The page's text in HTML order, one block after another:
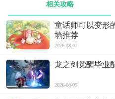
相关攻略
童话师可以变形
墙推荐
2026-08-07
龙之剑觉醒毕业
2026-08-05